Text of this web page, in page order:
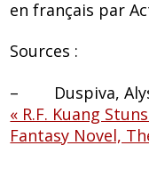
en français par
Sources :
– Duspiva,
« R.F. Kuang
Fantasy Novel,